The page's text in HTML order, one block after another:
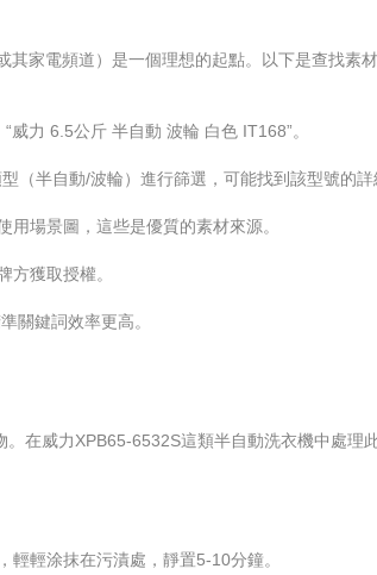
或其家電頻道）是一個理想的起點。以下是查找素
力 6.5公斤 半自動 波輪 白色 IT168”。
（半自動/波輪）進行篩選，可能找到該型號的詳
場景圖，這些是優質的素材來源。
方獲取授權。
關鍵詞效率更高。
在威力XPB65-6532S這類半自動洗衣機中處理
輕涂抹在污漬處，靜置5-10分鐘。